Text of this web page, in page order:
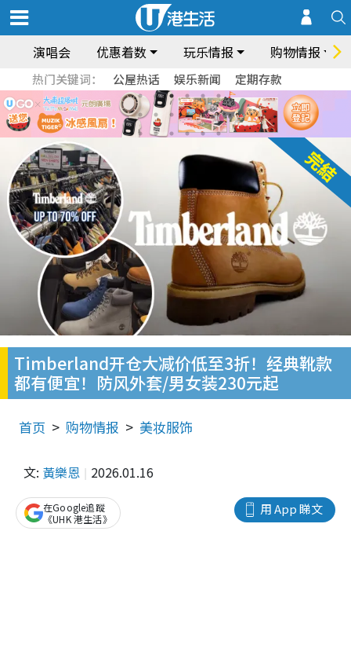
演唱会 优惠着数 玩乐情报 购物情报
热门关键词： 公屋热话 娱乐新闻 定期存款
Timberland开仓大减价低至3折！经典靴款
都有便宜！防风外套/男女装230元起
首页 购物情报 美妆服饰
文: 黃樂恩 2026.01.16
用 App 睇文
在Google追蹤
《UHK 港生活》